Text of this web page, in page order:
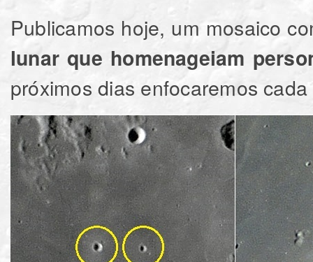
Publicamos hoje, um mosaico
lunar que homenageiam
próximos dias enfocaremos